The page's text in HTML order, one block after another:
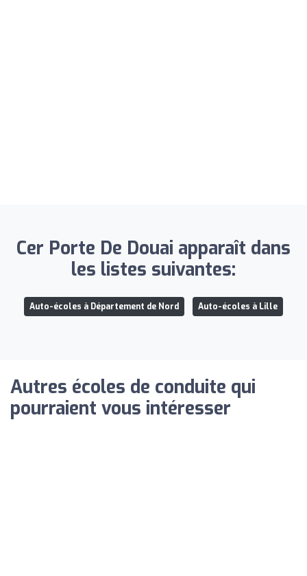
Cer Porte De Douai apparaît dans
les listes suivantes:
Auto-écoles à Département de Nord Auto-écoles à Lille
Autres écoles de conduite qui
pourraient vous intéresser